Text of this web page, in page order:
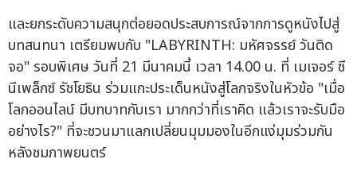
และยกระดับความสนุกต่อยอดประสบการณ์จากการดูหนังไปสู่
บทสนทนา เตรียมพบกับ "LABYRINTH: มหัศจรรย์ วันติด
จอ" รอบพิเศษ วันที่ 21 มีนาคมนี้ เวลา 14.00 น. ที่ เมเจอร์ ซี
นีเพล็กซ์ รัชโยธิน ร่วมแกะประเด็นหนังสู่โลกจริงในหัวข้อ "เมื่อ
โลกออนไลน์ มีบทบาทกับเรา มากกว่าที่เราคิด แล้วเราจะรับมือ
อย่างไร?" ที่จะชวนมาแลกเปลี่ยนมุมมองในอีกแง่มุมร่วมกัน
หลังชมภาพยนตร์